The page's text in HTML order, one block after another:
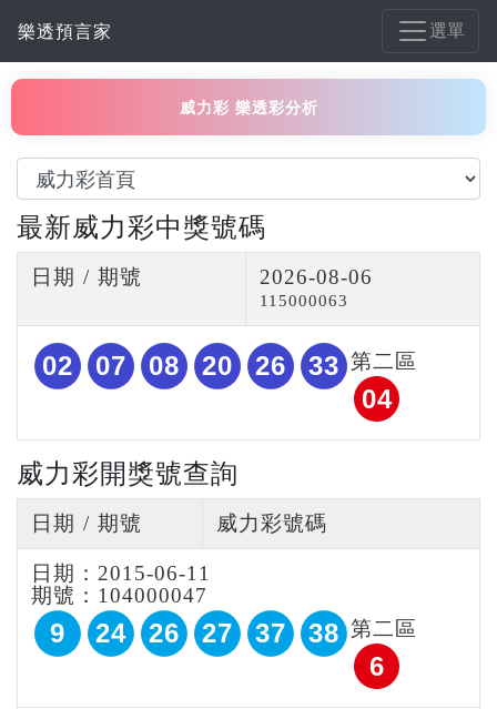
樂透預言家 選單
威力彩 樂透彩分析
最新威力彩中獎號碼
日期 / 期號 2026-08-06
115000063
02 07 08 20 26 33 第二區
04
威力彩開獎號查詢
日期 / 期號 威力彩號碼
日期：2015-06-11
期號：104000047
9 24 26 27 37 38 第二區
6